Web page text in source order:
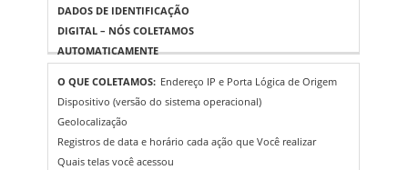
IDENTIFICAÇÃO
DIGITAL – NÓS
COLETAMOS
Endereço IP e Porta Lógica de Origem
Dispositivo (versão do sistema operacional)
Geolocalização
Registros de data e horário cada ação que Você realizar
Quais telas você acessou